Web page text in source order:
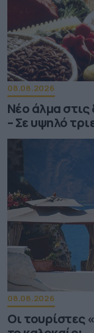
08.08.2026
Νέο άλμα στις
– Σε υψηλό
08.08.2026
Οι τουρίστες